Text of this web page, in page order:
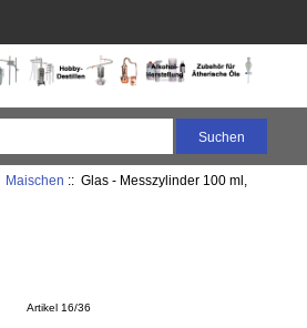
Maischen :: Glas - Messzylinder 100 ml,
Artikel 16/36